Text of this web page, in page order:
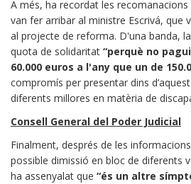
A més, ha recordat les recomanacions
van fer arribar al ministre Escrivá, que
al projecte de reforma. D'una banda,
quota de solidaritat “perquè no
60.000 euros a l'any que un de
compromís per presentar dins
diferents millores en matèria de
Consell General del Poder Judicial
Finalment, després de les
possible dimissió en bloc de diferents
ha assenyalat que “és un altre